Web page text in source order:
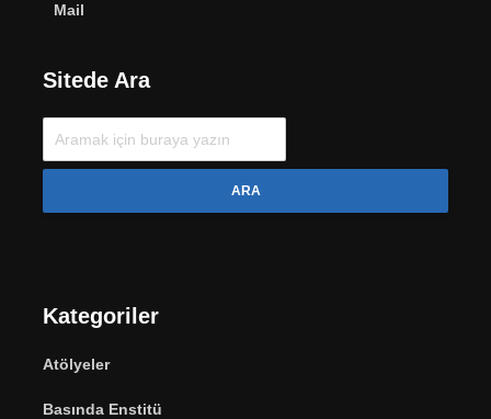
Mail
Sitede Ara
ARA
Kategoriler
Atölyeler
Basında Enstitü